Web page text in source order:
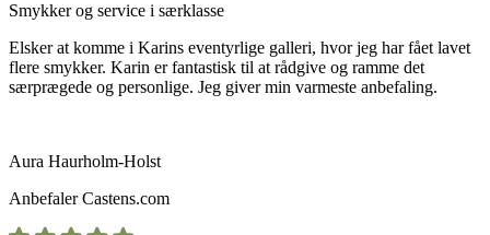
Smykker og service i særklasse
Elsker at komme i Karins eventyrlige galleri, hvor jeg har fået lavet
flere smykker. Karin er fantastisk til at rådgive og ramme det
særprægede og personlige. Jeg giver min varmeste anbefaling.
Aura Haurholm-Holst
AnbefalerCastens.com